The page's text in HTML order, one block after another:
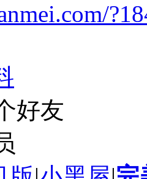
好友